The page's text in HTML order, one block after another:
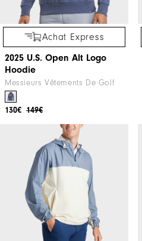
Achat Express
2025 U.S. Open Alt Logo
Hoodie
Messieurs Vêtements De Golf
149€
130€